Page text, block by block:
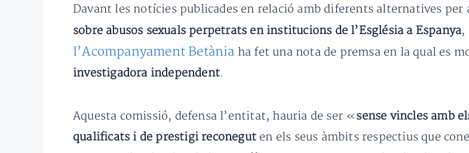
Davant les notícies publicades en relació amb diferents alternatives per
sobre abusos sexuals perpetrats en institucions de l’Església a Espanya,
l’Acompanyament Betània ha fet una nota de premsa en la qual es
investigadora independent.
Aquesta comissió, defensa l’entitat, hauria de ser «sense vincles amb
qualificats i de prestigi reconegut en els seus àmbits respectius que